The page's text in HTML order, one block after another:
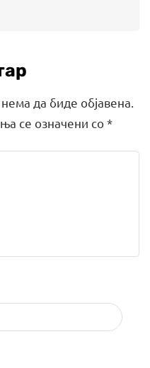
да биде објавена.
се означени со*